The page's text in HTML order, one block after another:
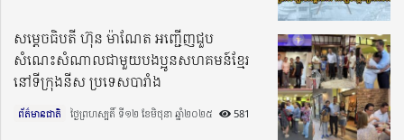
សម្តេចធិបតី ហ៊ុន ម៉ាណែត អញ្ជើញជួប
សំណេះសំណាលជាមួយបងប្អូនសហគមន៍ខ្មែរ
នៅទីក្រុងនីស ប្រទេសបារាំង
ព័ត៌មានជាតិ ថ្ងៃព្រហស្បតិ៍ ទី១២ ខែមិថុនា ឆ្នាំ២០២៥​ 581